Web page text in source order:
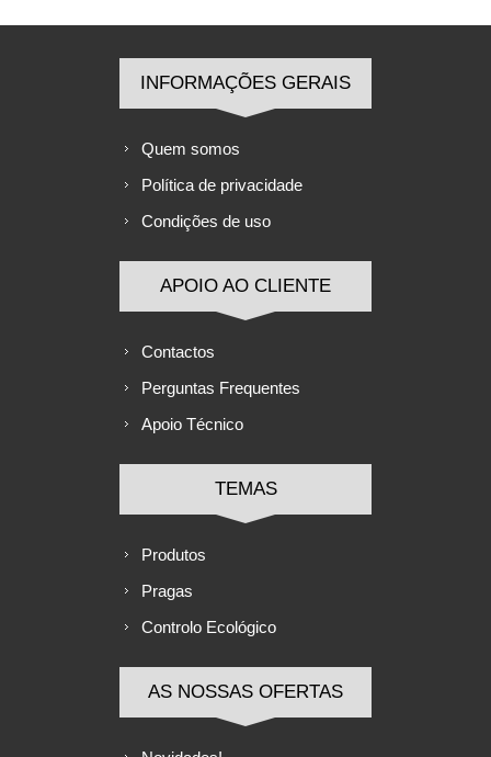
INFORMAÇÕES GERAIS
Quem somos
Política de privacidade
Condições de uso
APOIO AO CLIENTE
Contactos
Perguntas Frequentes
Apoio Técnico
TEMAS
Produtos
Pragas
Controlo Ecológico
AS NOSSAS OFERTAS